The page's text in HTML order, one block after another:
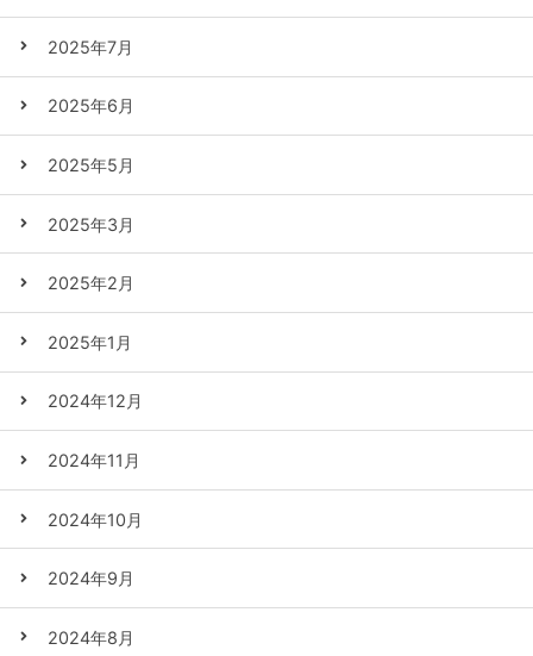
2025年7月
2025年6月
2025年5月
2025年3月
2025年2月
2025年1月
2024年12月
2024年11月
2024年10月
2024年9月
2024年8月